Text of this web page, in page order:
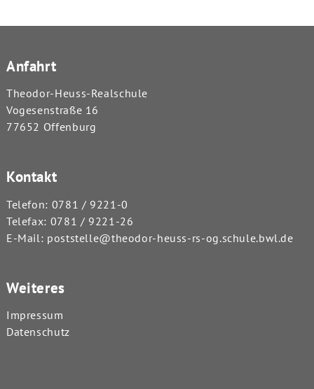
Anfahrt
Theodor-Heuss-Realschule
Vogesenstraße 16
77652 Offenburg
Kontakt
Telefon: 0781 / 9221-0
Telefax: 0781 / 9221-26
E-Mail: poststelle@theodor-heuss-rs-og.schule.bwl.de
Weiteres
Impressum
Datenschutz